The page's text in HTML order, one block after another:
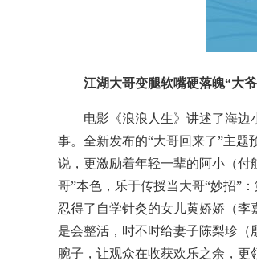
江湖大哥变腿软嘴硬落魄“大
电影《浪浪人生》讲述了海边
事。全新发布的“大哥回来了”主
说，更激励着年轻一辈的阿小（付
哥”本色，乐于传授当大哥“妙招”
忍得了自学针灸的女儿黄娇娇（
是会整活，时不时给妻子陈梨珍（
腕子，让观众在收获欢乐之余，更